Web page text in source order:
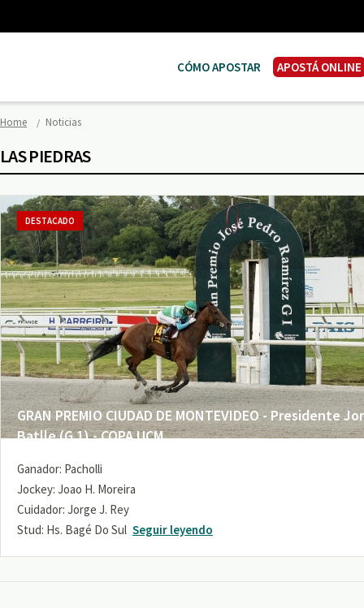
CÓMO APOSTAR APOSTÁ ONLINE
Home Noticias
LAS PIEDRAS
GRAN PREMIO CIUDAD DE MONTEVIDEO - Presidente
Batlle (G 1) - COPA UCM
DESTACADO
Ganador: Pacholli
Jockey: Joao H. Moreira
Cuidador: Jorge J. Rey
Stud: Hs. Bagé Do Sul Seguir leyendo